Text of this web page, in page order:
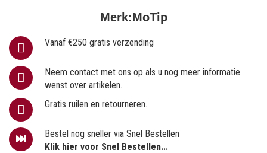
Merk:MoTip
Vanaf €250 gratis verzending
Neem contact met ons op als u nog meer informatie
wenst over artikelen.
Gratis ruilen en retourneren.
Bestel nog sneller via Snel Bestellen
Klik hier voor Snel Bestellen...